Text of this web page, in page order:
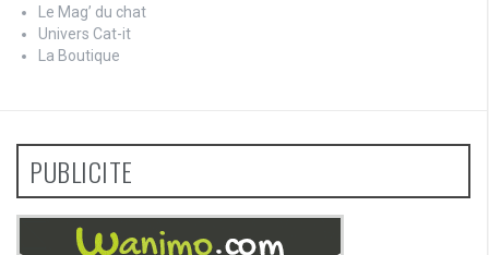
Le Mag’ du chat
Univers Cat-it
La Boutique
PUBLICITE